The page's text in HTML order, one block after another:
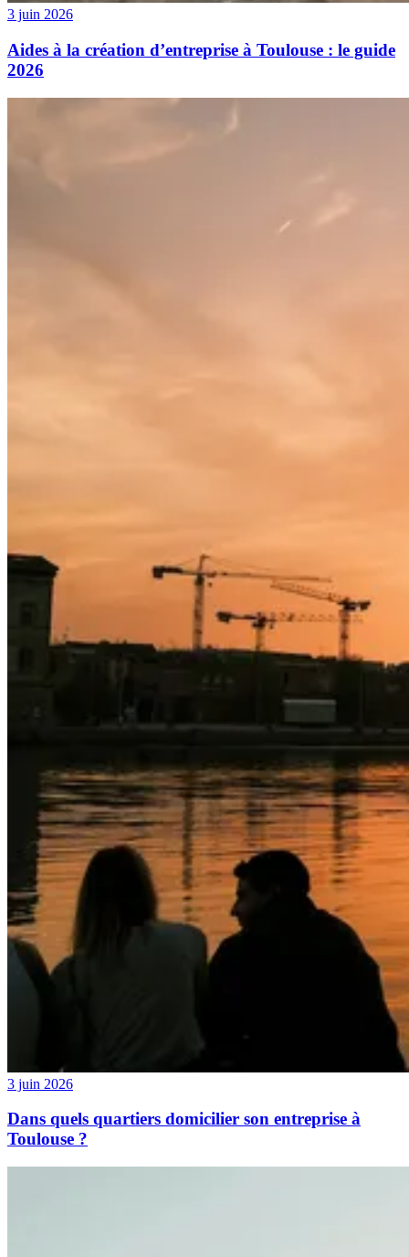
3 juin 2026
Aides à la création d’entreprise à Toulouse : le guide
2026
3 juin 2026
Dans quels quartiers domicilier son entreprise à
Toulouse ?